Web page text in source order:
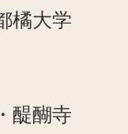
橘大学
醍醐寺